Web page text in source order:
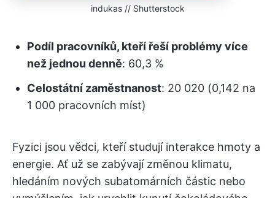
indukas // Shutterstock
Podíl pracovníků, kteří řeší problémy více
než jednou denně: 60,3 %
Celostátní zaměstnanost: 20 020 (0,142 na
1 000 pracovních míst)
Fyzici jsou vědci, kteří studují interakce hmoty a
energie. Ať už se zabývají změnou klimatu,
hledáním nových subatomárních částic nebo